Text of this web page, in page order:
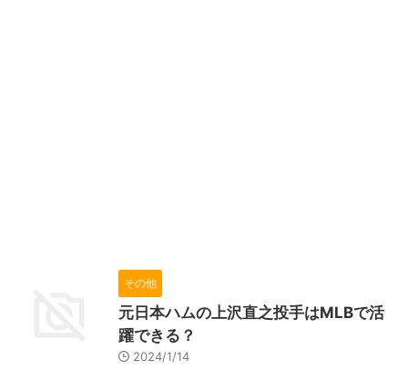
その他
元日本ハムの上沢直之投手はMLBで活
躍できる？
2024/1/14